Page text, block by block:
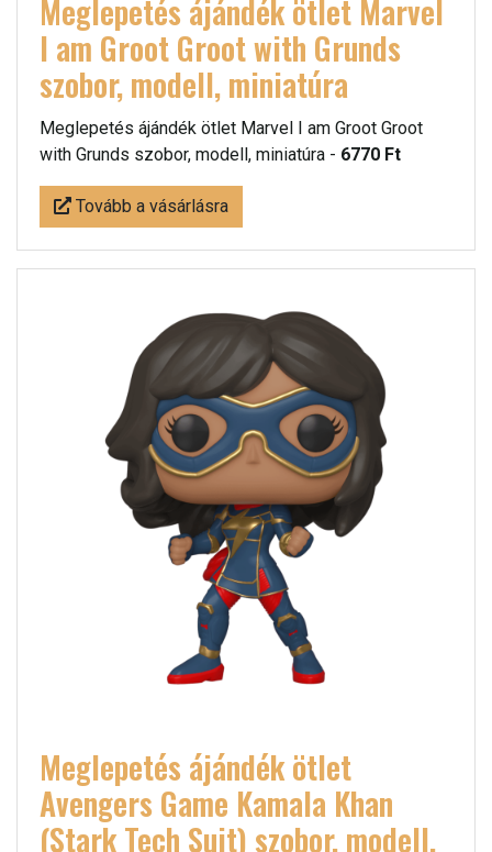
Meglepetés ájándék ötlet Marvel
I am Groot Groot with Grunds
szobor, modell, miniatúra
Meglepetés ájándék ötlet Marvel I am Groot Groot
with Grunds szobor, modell, miniatúra - 6770 Ft
Tovább a vásárlásra
Meglepetés ájándék ötlet
Avengers Game Kamala Khan
(Stark Tech Suit) szobor, modell,